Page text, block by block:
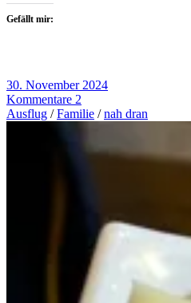
Gefällt mir:
30. November 2024
Kommentare 2
Ausflug /Familie /nah dran